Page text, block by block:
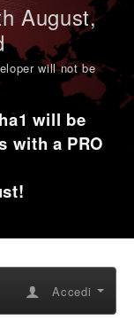
August,
will not be
will be
with a PRO
Accedi